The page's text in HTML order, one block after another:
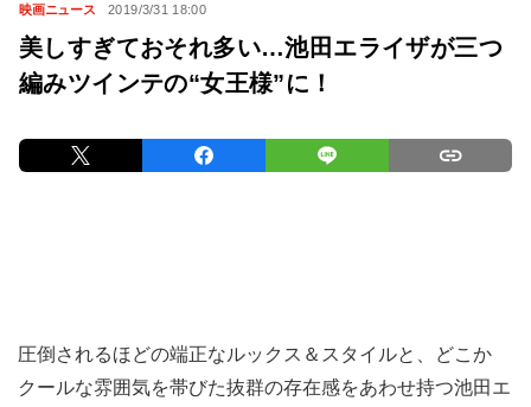
映画ニュース 2019/3/31 18:00
美しすぎておそれ多い…池田エライザが三つ
編みツインテの“女王様”に！
圧倒されるほどの端正なルックス＆スタイルと、どこか
クールな雰囲気を帯びた抜群の存在感をあわせ持つ池田エ